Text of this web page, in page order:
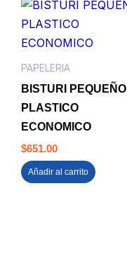
PAPELERIA
BISTURI PEQUEÑO
PLASTICO
ECONOMICO
$651.00
Añadir al carrito